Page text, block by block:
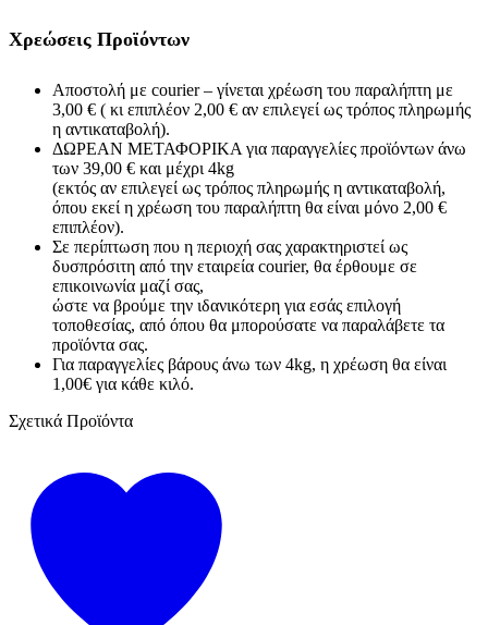
Χρεώσεις Προϊόντων
Αποστολή με courier – γίνεται χρέωση του παραλήπτη με
3,00 € ( κι επιπλέον 2,00 € αν επιλεγεί ως τρόπος πληρωμής
η αντικαταβολή).
ΔΩΡΕΑΝ ΜΕΤΑΦΟΡΙΚΑ για παραγγελίες προϊόντων άνω
των 39,00 € και μέχρι 4kg
(εκτός αν επιλεγεί ως τρόπος πληρωμής η αντικαταβολή,
όπου εκεί η χρέωση του παραλήπτη θα είναι μόνο 2,00 €
επιπλέον).
Σε περίπτωση που η περιοχή σας χαρακτηριστεί ως
δυσπρόσιτη από την εταιρεία courier, θα έρθουμε σε
επικοινωνία μαζί σας,
ώστε να βρούμε την ιδανικότερη για εσάς επιλογή
τοποθεσίας, από όπου θα μπορούσατε να παραλάβετε τα
προϊόντα σας.
Για παραγγελίες βάρους άνω των 4kg, η χρέωση θα είναι
1,00€ για κάθε κιλό.
Σχετικά Προϊόντα